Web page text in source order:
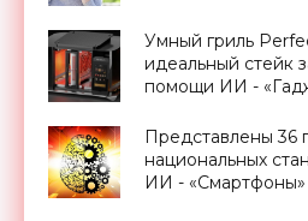
Умный гриль
идеальный стейк
помощи ИИ -
Представлены 36
национальных
ИИ - «Смартфоны»